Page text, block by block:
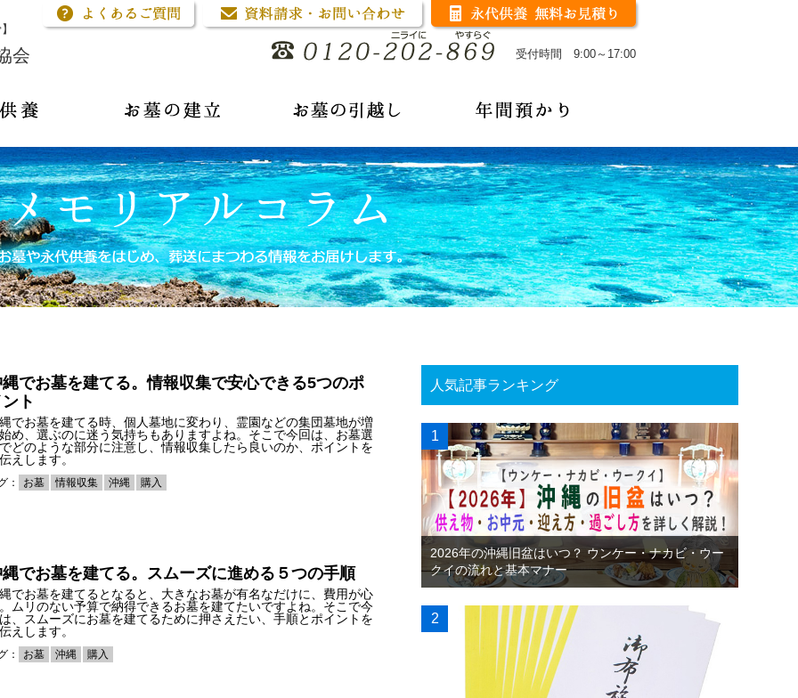
会 受付時間 9:00～17:00
でお墓を建てる。情報収集で安心できる5つのポ
ト
でお墓を建てる時、個人墓地に変わり、霊園などの集団墓地が増
め、選ぶのに迷う気持ちもありますよね。そこで今回は、お墓選
どのような部分に注意し、情報収集したら良いのか、ポイントを
えします。
： お墓 情報収集 沖縄 購入
でお墓を建てる。スムーズに進める５つの手順
でお墓を建てるとなると、大きなお墓が有名なだけに、費用が心
ムリのない予算で納得できるお墓を建てたいですよね。そこで今
、スムーズにお墓を建てるために押さえたい、手順とポイントを
えします。
： お墓 沖縄 購入
人気記事ランキング
2026年の沖縄旧盆はいつ？ ウンケー・ナカビ・ウー
クイの流れと基本マナー